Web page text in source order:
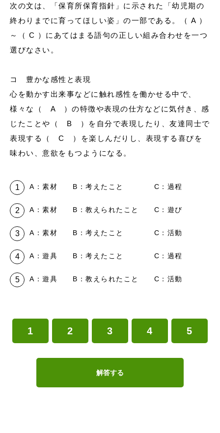
次の文は、「保育所保育指針」に示された「幼児期の
終わりまでに育ってほしい姿」の一部である。（ A ）
～（ C ）にあてはまる語句の正しい組み合わせを一つ
選びなさい。
コ 豊かな感性と表現
心を動かす出来事などに触れ感性を働かせる中で、
様々な（ A ）の特徴や表現の仕方などに気付き、感
じたことや（ B ）を自分で表現したり、友達同士で
表現する（ C ）を楽しんだりし、表現する喜びを
味わい、意欲をもつようになる。
A：素材 B：考えたこと C：過程
A：素材 B：教えられたこと C：遊び
A：素材 B：考えたこと C：活動
A：遊具 B：考えたこと C：過程
A：遊具 B：教えられたこと C：活動
1 2 3 4 5
解答する